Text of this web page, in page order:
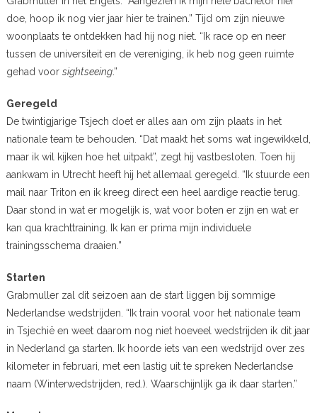
doe, hoop ik nog vier jaar hier te trainen.” Tijd om zijn nieuwe
woonplaats te ontdekken had hij nog niet. “Ik race op en neer
tussen de universiteit en de vereniging, ik heb nog geen ruimte
gehad voor sightseeing.”
Geregeld
De twintigjarige Tsjech doet er alles aan om zijn plaats in het
nationale team te behouden. “Dat maakt het soms wat ingewikkeld,
maar ik wil kijken hoe het uitpakt”, zegt hij vastbesloten. Toen hij
aankwam in Utrecht heeft hij het allemaal geregeld. “Ik stuurde een
mail naar Triton en ik kreeg direct een heel aardige reactie terug.
Daar stond in wat er mogelijk is, wat voor boten er zijn en wat er
kan qua krachttraining. Ik kan er prima mijn individuele
trainingsschema draaien.”
Starten
Grabmuller zal dit seizoen aan de start liggen bij sommige
Nederlandse wedstrijden. “Ik train vooral voor het nationale team
in Tsjechië en weet daarom nog niet hoeveel wedstrijden ik dit jaar
in Nederland ga starten. Ik hoorde iets van een wedstrijd over zes
kilometer in februari, met een lastig uit te spreken Nederlandse
naam (Winterwedstrijden, red.). Waarschijnlijk ga ik daar starten.”